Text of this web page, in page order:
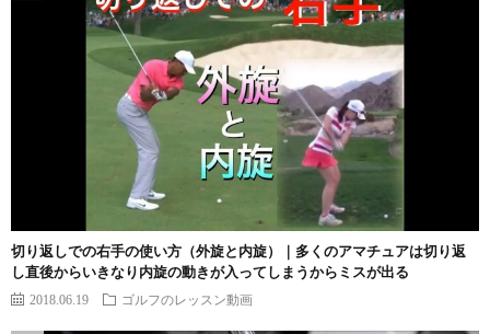
切り返しでの右手の使い方（外旋と内旋）｜多くのアマチュアは切り返
し直後からいきなり内旋の動きが入ってしまうからミスが出る
2018.06.19 ゴルフのレッスン動画